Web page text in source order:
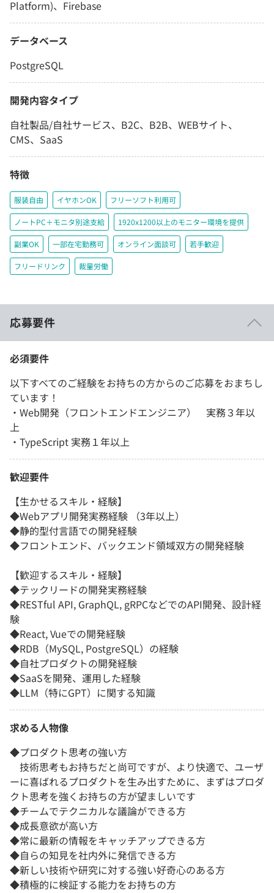
Platform)、Firebase
データベース
PostgreSQL
開発内容タイプ
自社製品/自社サービス、B2C、B2B、WEBサイト、
CMS、SaaS
特徴
服装自由 イヤホンOK フリーソフト利用可
ノートPC＋モニタ別途支給 1920x1200以上のモニター環境を提供
副業OK 一部在宅勤務可 オンライン面談可 若手歓迎
フリードリンク 裁量労働
応募要件
必須要件
以下すべてのご経験をお持ちの方からのご応募をおまちし
ています！
・Web開発（フロントエンドエンジニア） 実務３年以
上
・TypeScript 実務１年以上
歓迎要件
【生かせるスキル・経験】
◆Webアプリ開発実務経験 （3年以上）
◆静的型付言語での開発経験
◆フロントエンド、バックエンド領域双方の開発経験
【歓迎するスキル・経験】
◆テックリードの開発実務経験
◆RESTful API, GraphQL, gRPCなどでのAPI開発、設計経
験
◆React, Vueでの開発経験
◆RDB（MySQL, PostgreSQL）の経験
◆自社プロダクトの開発経験
◆SaaSを開発、運用した経験
◆LLM（特にGPT）に関する知識
求める人物像
◆プロダクト思考の強い方
技術思考もお持ちだと尚可ですが、より快適で、ユーザ
ーに喜ばれるプロダクトを生み出すために、まずはプロダ
クト思考を強くお持ちの方が望ましいです
◆チームでテクニカルな議論ができる方
◆成長意欲が高い方
◆常に最新の情報をキャッチアップできる方
◆自らの知見を社内外に発信できる方
◆新しい技術や研究に対する強い好奇心のある方
◆積極的に検証する能力をお持ちの方